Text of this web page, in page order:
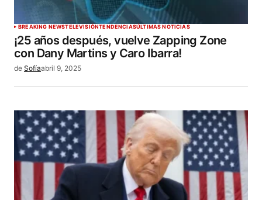
BREAKING NEWSTELEVISIÓNTENDENCIASÚLTIMAS NOTICIAS
¡25 años después, vuelve Zapping Zone
con Dany Martins y Caro Ibarra!
de Sofíaabril 9, 2025